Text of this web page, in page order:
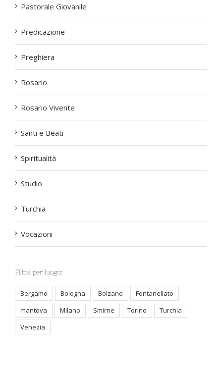
Pastorale Giovanile
Predicazione
Preghiera
Rosario
Rosario Vivente
Santi e Beati
Spiritualità
Studio
Turchia
Vocazioni
Filtra per luogo:
Bergamo Bologna Bolzano
Fontanellato
mantova
Milano Smirne Torino
Turchia
Venezia